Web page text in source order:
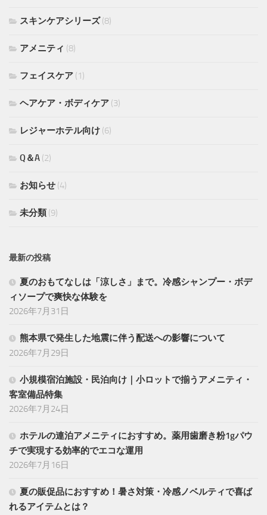
スキンケアシリーズ(8)
アメニティ (8)
フェイスケア (1)
ヘアケア・ボディケア (3)
レジャーホテル向け (6)
Q＆A (2)
お知らせ (4)
未分類 (9)
最新の投稿
夏のおもてなしは「涼しさ」まで。冷感シャンプー・ボデ
ィソープで爽快な体験を
2026年7月31日
熊本県で発生した地震に伴う配送への影響について
2026年7月29日
小規模宿泊施設・民泊向け｜小ロットで揃うアメニティ・
客室備品特集
2026年7月24日
ホテルの連泊アメニティにおすすめ。薬用歯磨き粉1gパウ
チで実現する効率的でエコな運用
2026年7月16日
夏の販促品におすすめ！暑さ対策・冷感ノベルティで喜ば
れるアイテムとは？